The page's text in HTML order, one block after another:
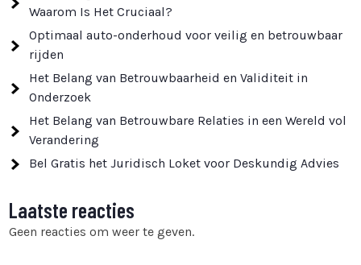
Waarom Is Het Cruciaal?
Optimaal auto-onderhoud voor veilig en betrouwbaar
rijden
Het Belang van Betrouwbaarheid en Validiteit in
Onderzoek
Het Belang van Betrouwbare Relaties in een Wereld vol
Verandering
Bel Gratis het Juridisch Loket voor Deskundig Advies
Laatste reacties
Geen reacties om weer te geven.